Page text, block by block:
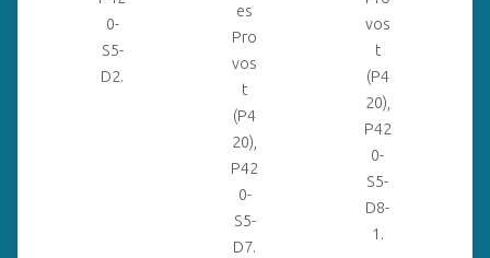
0-
S5-
D2.
es
Pro
vos
t
(P4
20),
P42
0-
S5-
D7.
vos
t
(P4
20),
P42
0-
S5-
D8-
1.